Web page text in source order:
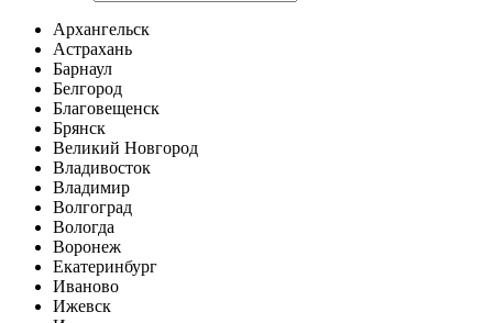
Архангельск
Астрахань
Барнаул
Белгород
Благовещенск
Брянск
Великий Новгород
Владивосток
Владимир
Волгоград
Вологда
Воронеж
Екатеринбург
Иваново
Ижевск